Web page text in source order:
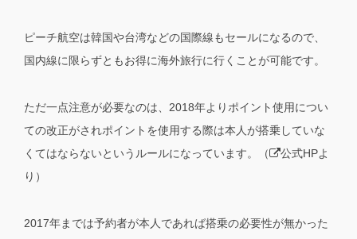
ピーチ航空は韓国や台湾などの国際線もセールになるので、
国内線に限らずともお得に海外旅行に行くことが可能です。
ただ一点注意が必要なのは、2018年よりポイント使用につい
ての改正がされポイントを使用する際は本人が搭乗していな
くてはならないというルールになっています。（
公式HPよ
り）
2017年までは予約者が本人であれば搭乗の必要性が無かった